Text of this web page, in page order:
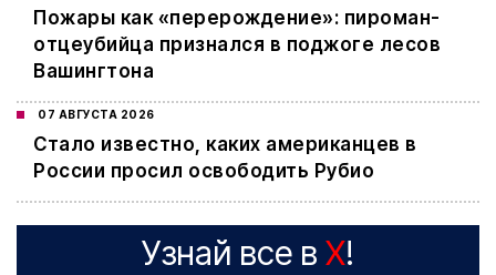
Пожары как «перерождение»: пироман-
отцеубийца признался в поджоге лесов
Вашингтона
07 АВГУСТА 2026
Стало известно, каких американцев в
России просил освободить Рубио
Узнай все в X!